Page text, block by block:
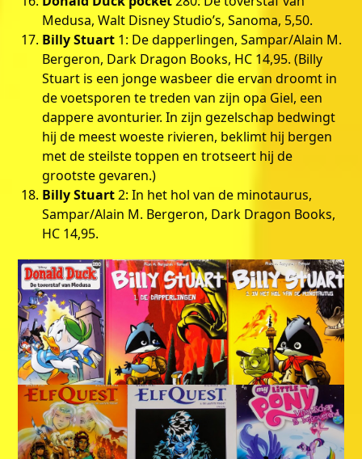
Medusa, Walt Disney Studio’s, Sanoma, 5,50.
Billy Stuart 1: De dapperlingen, Sampar/Alain M.
Bergeron, Dark Dragon Books, HC 14,95. (Billy
Stuart is een jonge wasbeer die ervan droomt in
de voetsporen te treden van zijn opa Giel, een
dappere avonturier. In zijn gezelschap bedwingt
hij de meest woeste rivieren, beklimt hij bergen
met de steilste toppen en trotseert hij de
grootste gevaren.)
Billy Stuart2: In het hol van de minotaurus,
Sampar/Alain M. Bergeron, Dark Dragon Books,
HC 14,95.